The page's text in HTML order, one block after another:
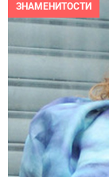
ЗНАМЕНИТОСТИ